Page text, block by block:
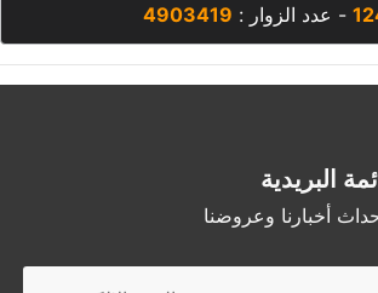
- عدد الزوار : 4903419
البريدية
أخبارنا وعروضنا